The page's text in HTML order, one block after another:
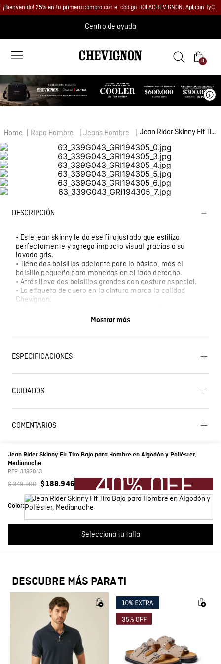
¡Bienvenido! 25% en tu primera compra con el código HOLACHEVIGNON. Aplican TyC
Centro de ayuda
0
Ropa Hombre Jeans Hombre Jean Rider Skinny Fit Tiro Bajo para Hombre en Algodón y Poliéster, Medianoche
Jean Rider Skinny Fit Tiro Bajo para Hombre en Algodón y Poliéster,
Medianoche
REF: 339G043
$349.900 $ 188.946
Color:
Selecciona tu talla
DESCRIPCIÓN
• Este jean skinny le da ese fit ajustado que estiliza
perfectamente y agrega impacto visual gracias a su
lavado gris.
• Tiene dos bolsillos adelante para lo básico, más el
bolsillo pequeño para monedas en el lado derecho.
• Atrás lleva dos bolsillos grandes con costura especial.
• La etiqueta de cuero en la cintura marca la calidad
Chevignon.
adicionales en la tapeta y ocho remaches metálicos para
favorece la figura.
Mostrar más
ESPECIFICACIONES
Lavado SIC
PROFESIONAL: No limpieza en seco. OTROS: Lavar por
el revés. BLANQUEADO: No usar blanqueador. SECADO:
Temperatura máxima de lavado 40 ºC. Proceso normal.
colores similares. OTROS: No remojar. SECADO: No
Composición PRENDA: 57% ALGODON 31% POLIESTER 10% RAYON 2%
Super Slim fit
País de Fabricación
Fabricante / importador
Registro SIC
CUIDADOS
COMENTARIOS
Cargando el resumen…
Por favor, inicia sesión para escribir un comentario.
Más reciente Todos
Cargando comentarios…
DESCUBRE MÁS PARA TI